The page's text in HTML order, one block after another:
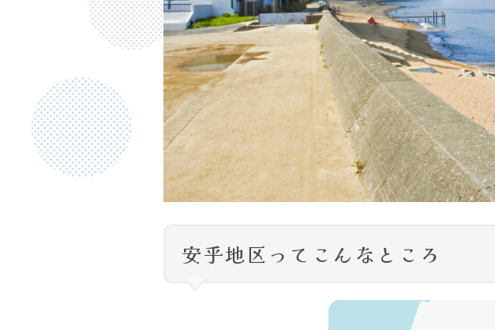
安乎地区ってこんなところ